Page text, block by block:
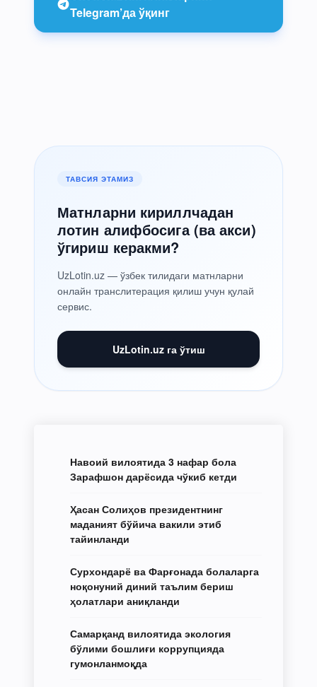
Telegram’да ўқинг
ТАВСИЯ ЭТАМИЗ
Матнларни кириллчадан
лотин алифбосига (ва акси)
ўгириш керакми?
UzLotin.uz — ўзбек тилидаги матнларни
онлайн транслитерация қилиш учун қулай
сервис.
UzLotin.uz га ўтиш
Навоий вилоятида 3 нафар бола
Зарафшон дарёсида чўкиб кетди
Ҳасан Солиҳов президентнинг
маданият бўйича вакили этиб
тайинланди
Сурхондарё ва Фарғонада болаларга
ноқонуний диний таълим бериш
ҳолатлари аниқланди
Самарқанд вилоятида экология
бўлими бошлиғи коррупцияда
гумонланмоқда